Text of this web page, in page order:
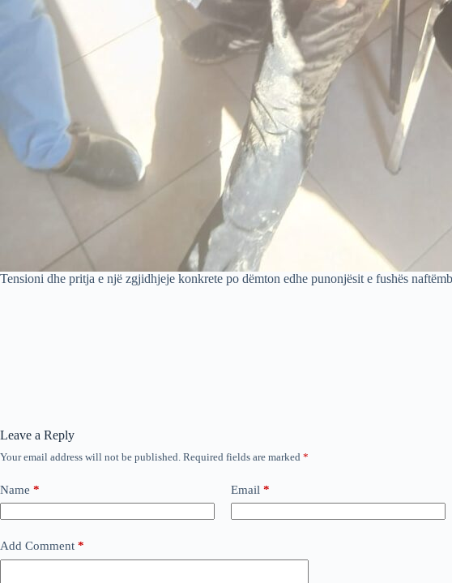
Tensioni dhe pritja e një zgjidhjeje konkrete po dëmton edhe punonjësit e fushës
Leave a Reply
Your email address will not be published. Required fields are marked *
Name * Email *
Add Comment *